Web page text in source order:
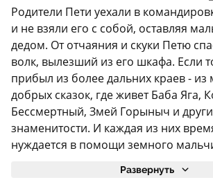
Родители Пети уехали в
и не взяли его с собой, оставляя
дедом. От отчаяния и скуки Петю
волк, вылезший из его шкафа. Если
прибыл из более дальних краев - из
добрых сказок, где живет Баба Яга,
Бессмертный, Змей Горыныч и
знаменитости. И каждая из них
нуждается в помощи земного
Развернуть